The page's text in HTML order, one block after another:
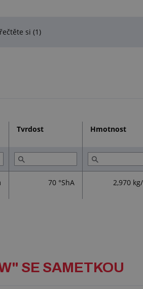
si (1)
Tvrdost Hmotnost
70 °ShA 2,970
SE SAMETKOU